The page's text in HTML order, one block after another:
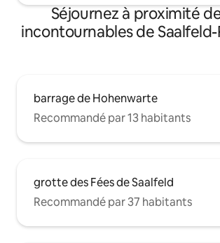
Séjournez à proximité
incontournables de
barrage de Hohenwarte
Recommandé par 13 habitants
grotte des Fées de Saalfeld
Recommandé par 37 habitants